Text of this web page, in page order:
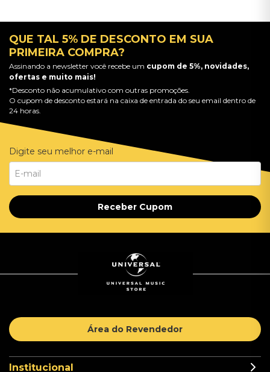
QUE TAL 5% DE DESCONTO EM SUA
PRIMEIRA COMPRA?
Assinando a newsletter você recebe um cupom de 5%, novidades,
ofertas e muito mais!
*Desconto não acumulativo com outras promoções.
O cupom de desconto estará na caixa de entrada do seu email dentro de
24 horas.
Digite seu melhor e-mail
Receber Cupom
Área do Revendedor
Institucional